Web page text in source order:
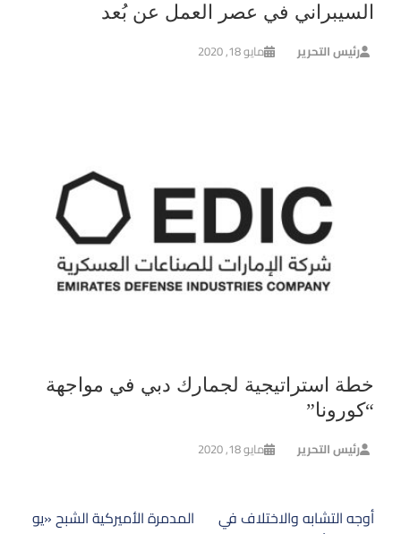
السيبراني في عصر العمل عن بُعد
رئيس التحرير مايو 18, 2020
خطة استراتيجية لجمارك دبي في مواجهة
“كورونا”
رئيس التحرير مايو 18, 2020
تصفّح
المدمرة الأميركية الشبح «يو
أوجه التشابه والاختلاف في